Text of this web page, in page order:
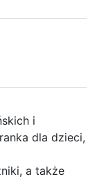
i
dla dzieci,
a także